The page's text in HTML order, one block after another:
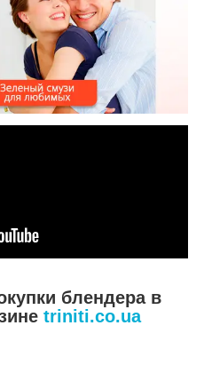
блендера в
triniti.co.ua